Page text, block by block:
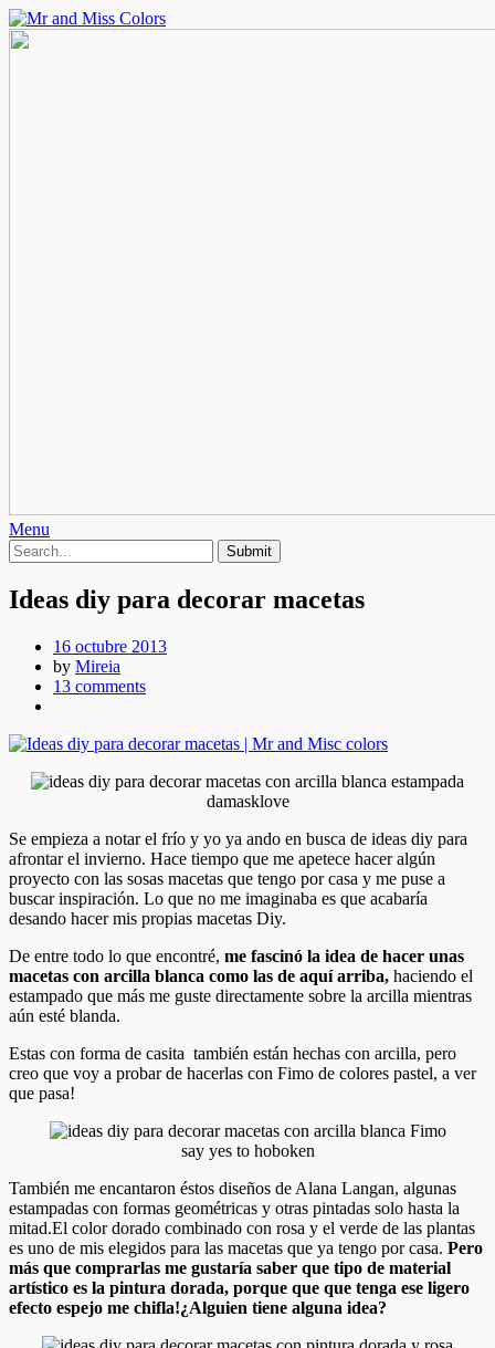
Menu
Ideas diy para decorar macetas
16 octubre 2013
by Mireia
13 comments
damasklove
Se empieza a notar el frío y yo ya ando en busca de ideas diy para
afrontar el invierno. Hace tiempo que me apetece hacer algún
proyecto con las sosas macetas que tengo por casa y me puse a
buscar inspiración. Lo que no me imaginaba es que acabaría
desando hacer mis propias macetas Diy.
De entre todo lo que encontré, me fascinó la idea de hacer unas
macetas con arcilla blanca como las de aquí arriba, haciendo el
estampado que más me guste directamente sobre la arcilla mientras
aún esté blanda.
Estas con forma de casita también están hechas con arcilla, pero
creo que voy a probar de hacerlas con Fimo de colores pastel, a ver
que pasa!
say yes to hoboken
También me encantaron éstos diseños de Alana Langan, algunas
estampadas con formas geométricas y otras pintadas solo hasta la
mitad.El color dorado combinado con rosa y el verde de las plantas
es uno de mis elegidos para las macetas que ya tengo por casa. Pero
más que comprarlas me gustaría saber que tipo de material
artístico es la pintura dorada, porque que que tenga ese ligero
efecto espejo me chifla!¿Alguien tiene alguna idea?